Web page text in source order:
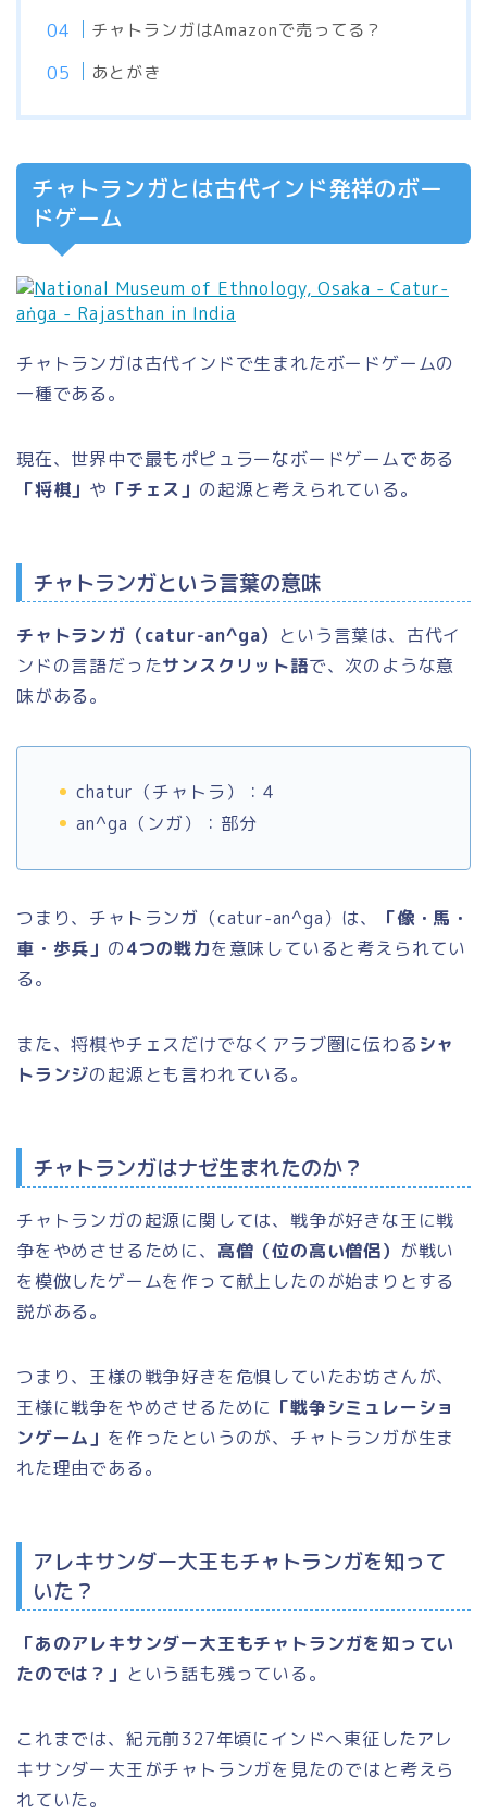
チャトランガはAmazonで売ってる？
あとがき
チャトランガとは古代インド発祥のボー
ドゲーム
チャトランガは古代インドで生まれたボードゲームの
一種である。
現在、世界中で最もポピュラーなボードゲームである
「将棋」 や 「チェス」 の起源と考えられている。
チャトランガという言葉の意味
チャトランガ（catur-an^ga） という言葉は、古代イ
ンドの言語だったサンスクリット語で、次のような意
味がある。
chatur（チャトラ）：4
an^ga（ンガ）：部分
つまり、チャトランガ（catur-an^ga）は、
「像・馬・
車・歩兵」 の4つの戦力を意味していると考えられてい
る。
また、将棋やチェスだけでなくアラブ圏に伝わるシャ
トランジの起源とも言われている。
チャトランガはナゼ生まれたのか？
チャトランガの起源に関しては、戦争が好きな王に戦
争をやめさせるために、 高僧（位の高い僧侶） が戦い
を模倣したゲームを作って献上したのが始まりとする
説がある。
つまり、王様の戦争好きを危惧していたお坊さんが、
王様に戦争をやめさせるために 「戦争シミュレーショ
ンゲーム」 を作ったというのが、チャトランガが生ま
れた理由である。
アレキサンダー大王もチャトランガを知って
いた？
「あのアレキサンダー大王もチャトランガを知ってい
たのでは？」 という話も残っている。
これまでは、紀元前327年頃にインドへ東征したアレ
キサンダー大王がチャトランガを見たのではと考えら
れていた。